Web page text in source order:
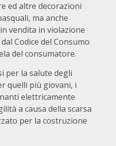
ed altre decorazioni
ma anche
vendita in violazione
Codice del Consumo
del consumatore.
per la salute degli
quelli più giovani, i
elettricamente
a causa della scarsa
per la costruzione